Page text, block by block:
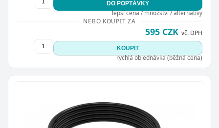
DO POPTÁVKY
lepší cena / množství / alternativy
NEBO KOUPIT ZA
595 CZK vč. DPH
KOUPIT
rychlá objednávka (běžná cena)